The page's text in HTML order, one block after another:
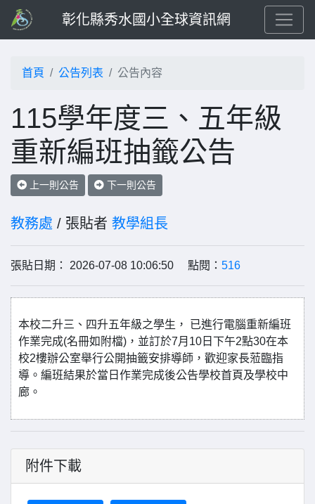
彰化縣秀水國小全球資訊網
首頁 公告列表 公告內容
115學年度三、五年級
重新編班抽籤公告
上一則公告 下一則公告
教務處 / 張貼者 教學組長
張貼日期： 2026-07-08 10:06:50 點閱： 516
本校二升三、四升五年級之學生， 已進行電腦重新編班
作業完成(名冊如附檔)，並訂於7月10日下午2點30在本
校2樓辦公室舉行公開抽籤安排導師，歡迎家長蒞臨指
導。編班結果於當日作業完成後公告學校首頁及學校中
廊。
附件下載